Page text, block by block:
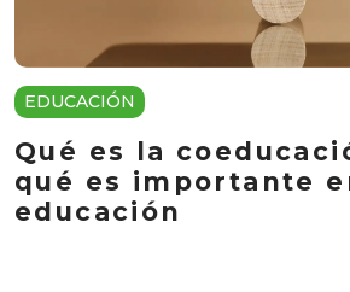
EDUCACIÓN
Qué es la
qué es importante
educación